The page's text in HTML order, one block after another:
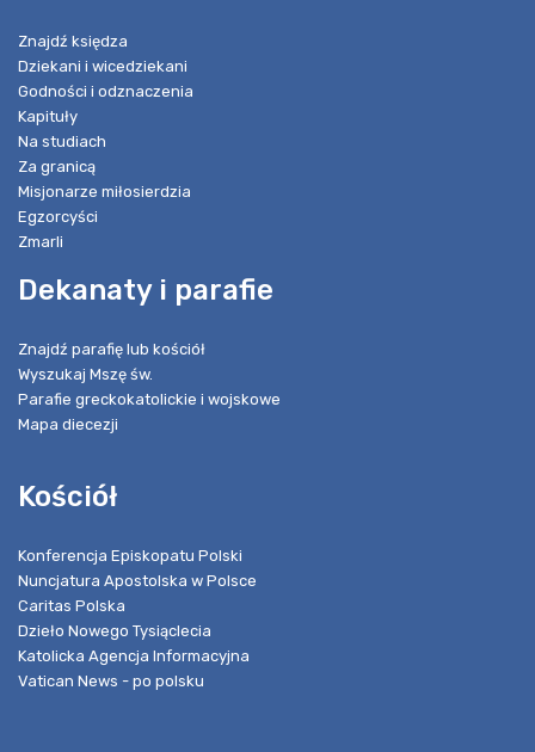
Znajdź księdza
Dziekani i wicedziekani
Godności i odznaczenia
Kapituły
Na studiach
Za granicą
Misjonarze miłosierdzia
Egzorcyści
Zmarli
Dekanaty i parafie
Znajdź parafię lub kościół
Wyszukaj Mszę św.
Parafie greckokatolickie i wojskowe
Mapa diecezji
Kościół
Konferencja Episkopatu Polski
Nuncjatura Apostolska w Polsce
Caritas Polska
Dzieło Nowego Tysiąclecia
Katolicka Agencja Informacyjna
Vatican News - po polsku